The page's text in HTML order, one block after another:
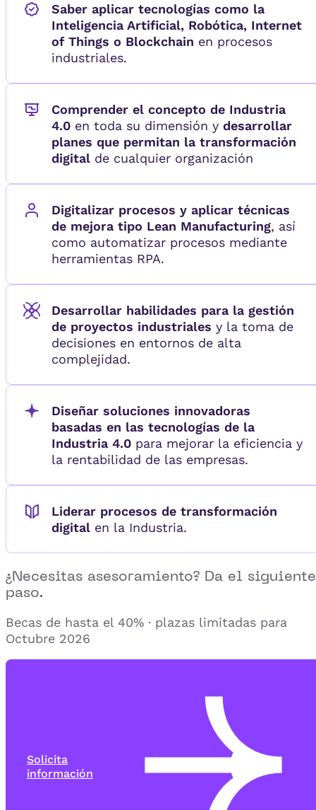
Saber aplicar tecnologías como la
Inteligencia Artificial, Robótica, Internet
of Things o Blockchain en procesos
industriales.
Comprender el concepto de Industria
4.0 en toda su dimensión y desarrollar
planes que permitan la transformación
digital de cualquier organización
Digitalizar procesos y aplicar técnicas
de mejora tipo Lean Manufacturing, así
como automatizar procesos mediante
herramientas RPA.
Desarrollar habilidades para la gestión
de proyectos industriales y la toma de
decisiones en entornos de alta
complejidad.
Diseñar soluciones innovadoras
basadas en las tecnologías de la
Industria 4.0 para mejorar la eficiencia y
la rentabilidad de las empresas.
Liderar procesos de transformación
digital en la Industria.
¿Necesitas asesoramiento? Da el siguiente
paso.
Becas de hasta el 40% · plazas limitadas para
Octubre 2026
Solicita
información